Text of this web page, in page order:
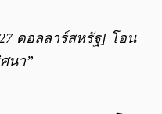
ดอลลาร์สหรัฐ] โอน
นา”